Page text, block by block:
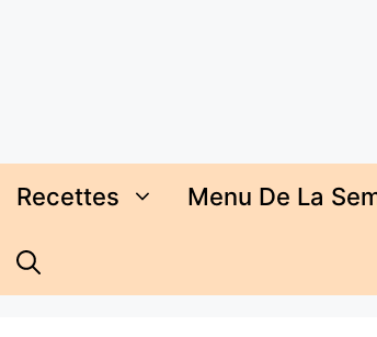
Recettes Menu De La